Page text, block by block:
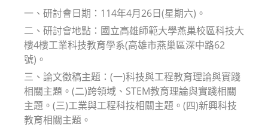
一、研討會日期：114年4月26日(星期六)。
二、研討會地點：國立高雄師範大學燕巢校區科技大
樓4樓工業科技教育學系(高雄市燕巢區深中路62
號)。
三、論文徵稿主題：(一)科技與工程教育理論與實踐
相關主題。(二)跨領域、STEM教育理論與實踐相關
主題。(三)工業與工程科技相關主題。(四)新興科技
教育相關主題。